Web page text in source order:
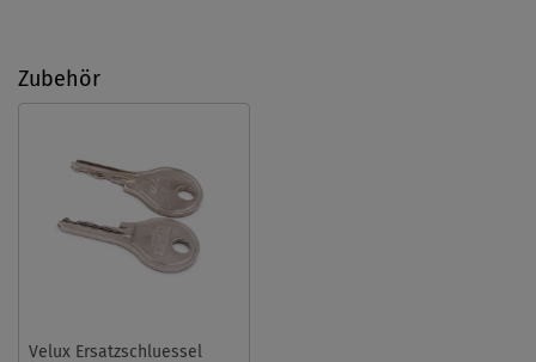
Zubehör
Velux Ersatzschluessel